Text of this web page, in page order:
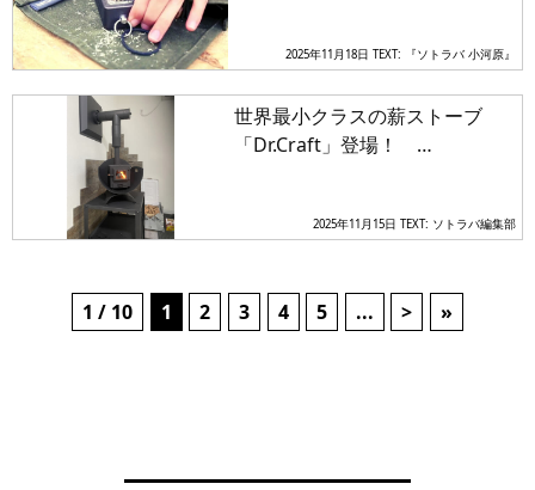
2025年11月18日 TEXT: 『ソトラバ 小河原』
世界最小クラスの薪ストーブ
「Dr.Craft」登場！
2025年11月15日 TEXT: ソトラバ編集部
1 / 10 1 2 3 4 5 ... > »